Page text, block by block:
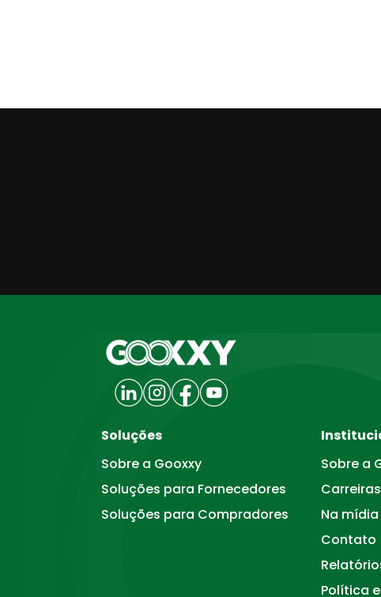
Soluções
Sobre a Gooxxy
Soluções para Fornecedores
Soluções para Compradores
Sobre a
Na mídia
Contato
Política